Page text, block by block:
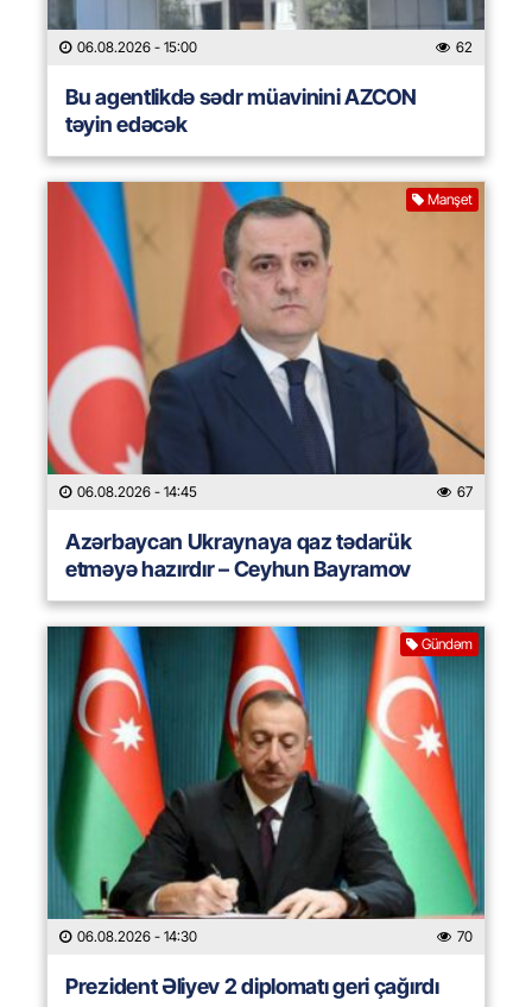
06.08.2026 - 15:00 62
Bu agentlikdə sədr müavinini AZCON
təyin edəcək
Manşet
06.08.2026 - 14:45 67
Azərbaycan Ukraynaya qaz tədarük
etməyə hazırdır – Ceyhun Bayramov
Gündəm
06.08.2026 - 14:30 70
Prezident Əliyev 2 diplomatı geri çağırdı